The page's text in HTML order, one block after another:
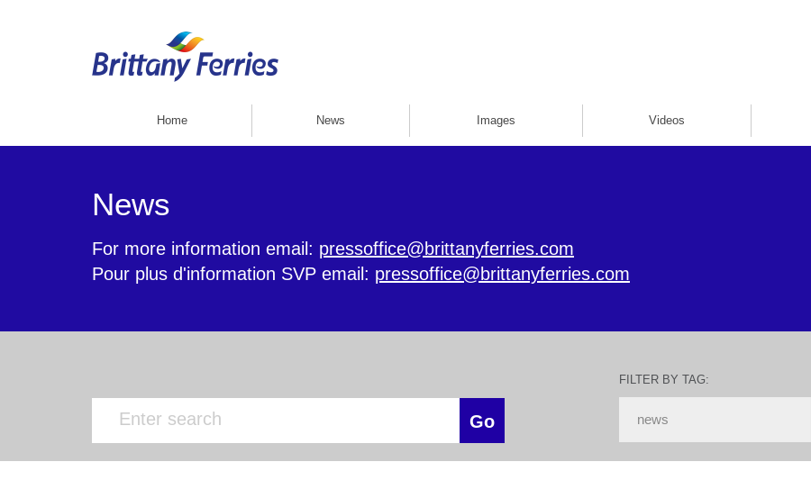
Home News Images Videos
News
For more information email: pressoffice@brittanyferries.com
Pour plus d'information SVP email: pressoffice@brittanyferries.com
FILTER BY TAG: